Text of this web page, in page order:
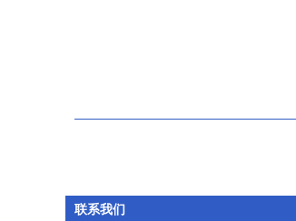
联系我们